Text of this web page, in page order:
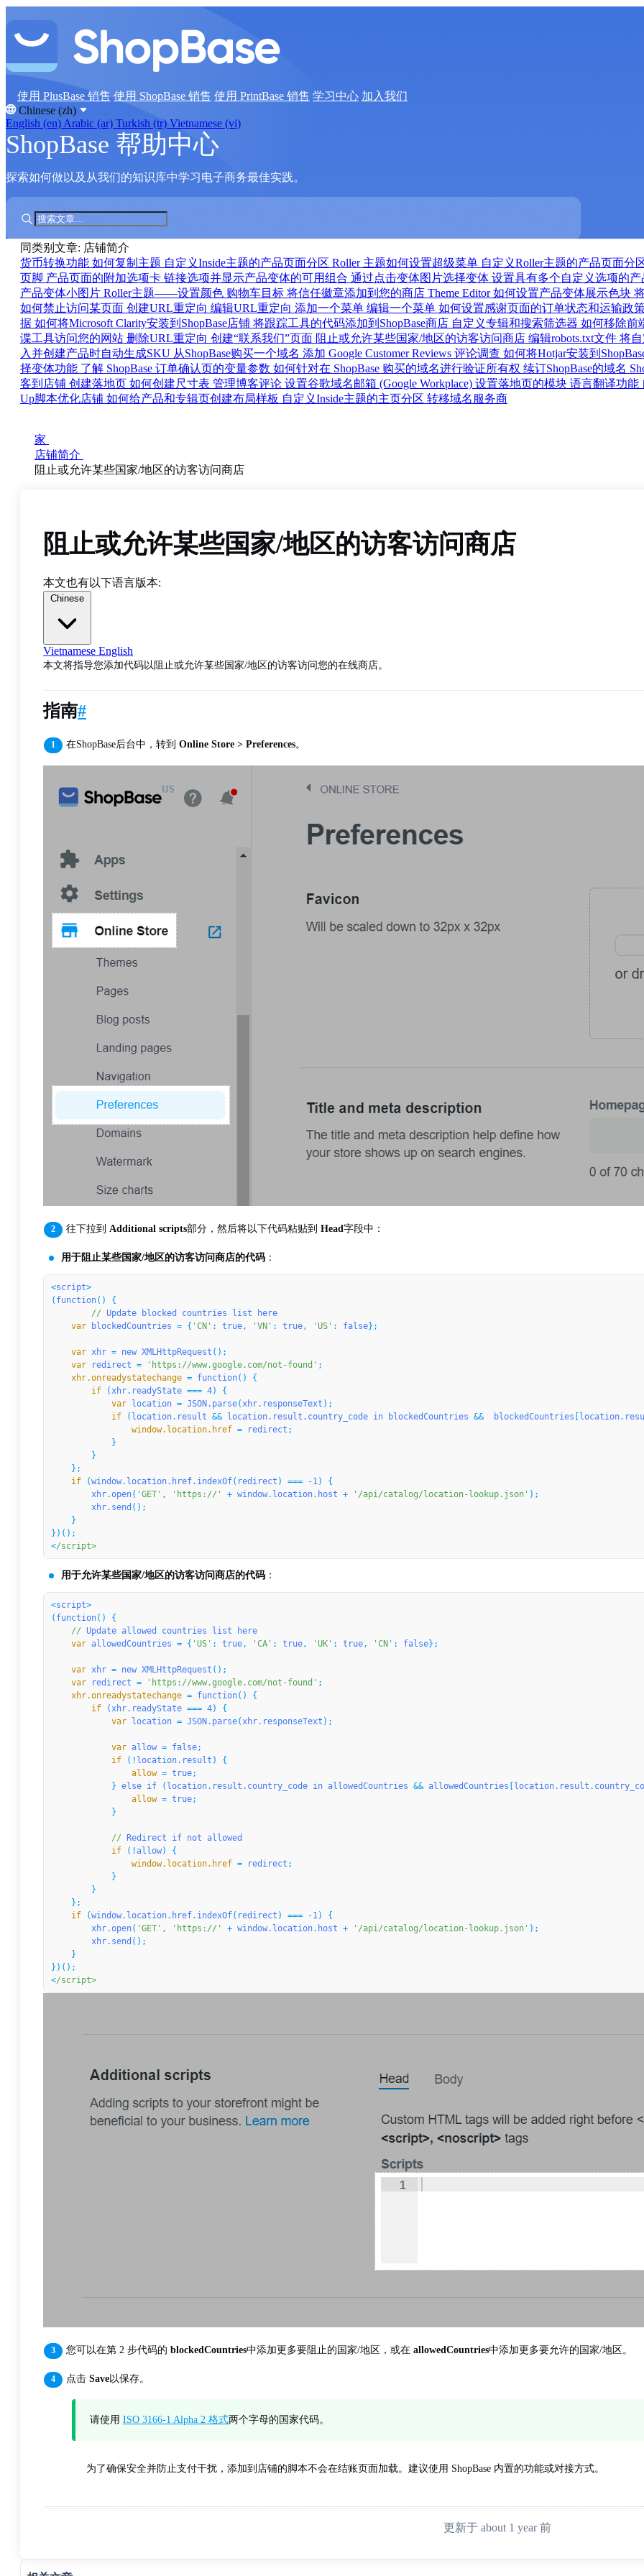
使用 PlusBase 销售 使用 ShopBase 销售 使用 PrintBase 销售 学习中心 加入我们
Chinese (zh)
English (en) Arabic (ar) Turkish (tr) Vietnamese (vi)
ShopBase 帮助中心
探索如何做以及从我们的知识库中学习电子商务最佳实践。
同类别文章: 店铺简介
货币转换功能 如何复制主题 自定义Inside主题的产品页面分区 Roller 主题如何设置超级菜单 自定义Roller主题的产品页面分
页脚 产品页面的附加选项卡 链接选项并显示产品变体的可用组合 通过点击变体图片选择变体 设置具有多个自定义选项的
产品变体小图片 Roller主题——设置颜色 购物车目标 将信任徽章添加到您的商店 Theme Editor 如何设置产品变体展示色块
如何禁止访问某页面 创建URL重定向 编辑URL重定向 添加一个菜单 编辑一个菜单 如何设置感谢页面的订单状态和运输政
据 如何将Microsoft Clarity安装到ShopBase店铺 将跟踪工具的代码添加到ShopBase商店 自定义专辑和搜索筛选器 如何移除前
谍工具访问您的网站 删除URL重定向 创建“联系我们”页面 阻止或允许某些国家/地区的访客访问商店 编辑robots.txt文件 将
入并创建产品时自动生成SKU 从ShopBase购买一个域名 添加 Google Customer Reviews 评论调查 如何将Hotjar安装到
择变体功能 了解 ShopBase 订单确认页的变量参数 如何针对在 ShopBase 购买的域名进行验证所有权 续订ShopBase的域名
客到店铺 创建落地页 如何创建尺寸表 管理博客评论 设置谷歌域名邮箱 (Google Workplace) 设置落地页的模块 语言翻译功能
Up脚本优化店铺 如何给产品和专辑页创建布局样板 自定义Inside主题的主页分区 转移域名服务商
家
店铺简介
阻止或允许某些国家/地区的访客访问商店
阻止或允许某些国家/地区的访客访问商店
本文也有以下语言版本:
Chinese
Vietnamese English
本文将指导您添加代码以阻止或允许某些国家/地区的访客访问您的在线商店。
指南#
在ShopBase后台中，转到 Online Store > Preferences。
往下拉到 Additional scripts部分，然后将以下代码粘贴到 Head字段中：
用于阻止某些国家/地区的访客访问商店的代码 ：
<script>
( function() {
// Update blocked countries list
here
    var
blockedCountries = { 'CN' : true , 'VN' : true , 'US' : false
    var
xhr = new XMLHttpRequest
    var
redirect = 'https://www.google.com/not-found'
    xhr.onreadystatechange
= function
        if
( xhr.readyState === 4
            var
location = JSON.parse( xhr.responseText
            if
( location.result && location.result.country_code in blockedCountries && blockedCountries [
                window.location.href
= redirect ;
            }
        }
    if
(window.location.href.indexOf( redirect ) === -1 ) {
xhr.open( 'GET' , 'https://' + window.location.host + '/api/catalog/location-lookup.json' );
xhr.send ();
    }
})();
</script>
用于允许某些国家/地区的访客访问商店的代码 ：
<script>
( function() {
// Update allowed countries list
here
    var
allowedCountries = { 'US' : true , 'CA' : true , 'UK' : true , 'CN' : false
    var
xhr = new XMLHttpRequest
    var
redirect = 'https://www.google.com/not-found'
    xhr.onreadystatechange
= function
        if
( xhr.readyState === 4
            var
location = JSON.parse( xhr.responseText
            var
allow = false
            if
(! location.result
                allow
= true;
            }
else if ( location.result.country_code in allowedCountries && allowedCountries [
                allow
= true;
            }
// Redirect if not allowed
            if
(!allow
                window.location.href
= redirect ;
            }
        }
    if
(window.location.href.indexOf( redirect ) === -1 ) {
xhr.open( 'GET' , 'https://' + window.location.host + '/api/catalog/location-lookup.json' );
xhr.send ();
    }
})();
</script>
您可以在第 2 步代码的 blockedCountries中添加更多要阻止的国家/地区，或在 allowedCountries中添加更多要允许的国家/地区。
点击 Save以保存。
请使用 ISO 3166-1 Alpha 2 格式两个字母的国家代码。
为了确保安全并防止支付干扰，添加到店铺的脚本不会在结账页面加载。建议使用 ShopBase 内置的功能或对接方式。
更新于 about 1 year 前